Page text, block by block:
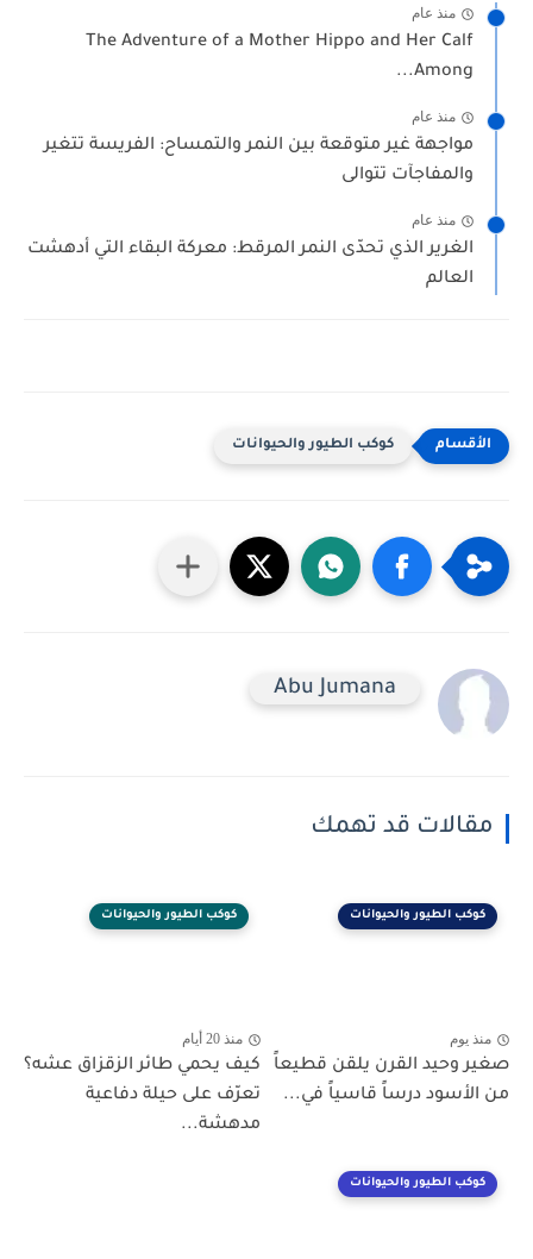
منذ عام
The Adventure of a Mother Hippo and Her Calf
Among...
منذ عام
مواجهة غير متوقعة بين النمر والتمساح: الفريسة تتغير
والمفاجآت تتوالى
منذ عام
الغرير الذي تحدّى النمر المرقط: معركة البقاء التي أدهشت
العالم
كوكب الطيور والحيوانات
Abu Jumana
مقالات قد تهمك
كوكب الطيور والحيوانات
منذ يوم
صغير وحيد القرن يلقن قطيعاً
من الأسود درساً قاسياً في...
كوكب الطيور والحيوانات
منذ 20 أيام
كيف يحمي طائر الزقزاق عشه؟
تعرّف على حيلة دفاعية
مدهشة...
كوكب الطيور والحيوانات